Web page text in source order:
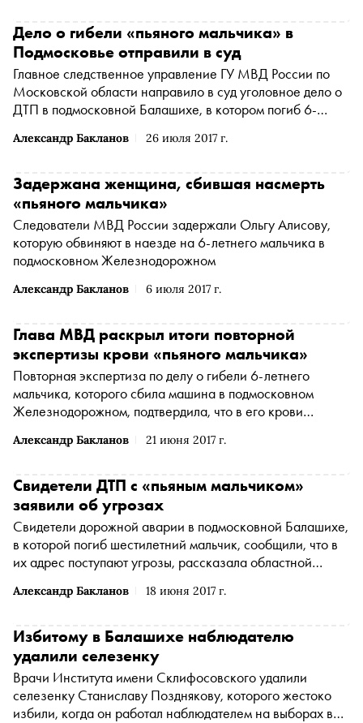
Александр Бакланов 26 июля 2017 г.
Дело о гибели «пьяного мальчика» в
Подмосковье отправили в суд
Главное следственное управление ГУ МВД России по
Московской области направило в суд уголовное дело о
ДТП в подмосковной Балашихе, в котором погиб 6-
Александр Бакланов 6 июля 2017 г.
Задержана женщина, сбившая насмерть
«пьяного мальчика»
Следователи МВД России задержали Ольгу Алисову,
которую обвиняют в наезде на 6-летнего мальчика в
подмосковном Железнодорожном
Александр Бакланов 21 июня 2017 г.
Глава МВД раскрыл итоги повторной
экспертизы крови «пьяного мальчика»
Повторная экспертиза по делу о гибели 6-летнего
мальчика, которого сбила машина в подмосковном
Железнодорожном, подтвердила, что в его крови
Александр Бакланов 18 июня 2017 г.
Свидетели ДТП с «пьяным мальчиком»
заявили об угрозах
Свидетели дорожной аварии в подмосковной Балашихе,
в которой погиб шестилетний мальчик, сообщили, что в
их адрес поступают угрозы, рассказала областной
Избитому в Балашихе наблюдателю
удалили селезенку
Врачи Института имени Склифосовского удалили
селезенку Станиславу Позднякову, которого жестоко
избили, когда он работал наблюдателем на выборах в